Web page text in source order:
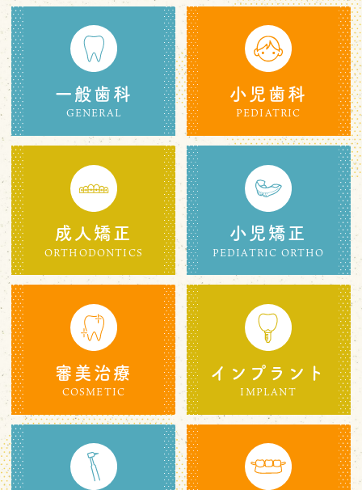
一般歯科
GENERAL
小児歯科
PEDIATRIC
成人矯正
ORTHODONTICS
小児矯正
PEDIATRIC ORTHO
審美治療
COSMETIC
インプラント
IMPLANT